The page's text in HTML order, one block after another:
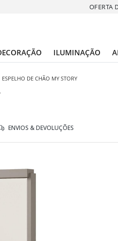
OFERTA
ILUMINAÇÃO
ESPELHO DE CHÃO MY STORY
ENVIOS & DEVOLUÇÕES